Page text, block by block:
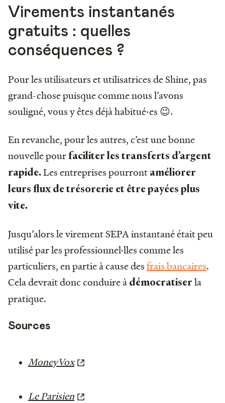
Virements instantanés
gratuits : quelles
conséquences ?
Pour les utilisateurs et utilisatrices de Shine, pas
grand-chose puisque comme nous l’avons
souligné, vous y êtes déjà habitué·es 😉.
En revanche, pour les autres, c’est une bonne
nouvelle pourfaciliter les transferts d’argent
rapide.Les entreprisespourront améliorer
leurs flux de trésorerie et être payées plus
vite.
Jusqu’alors le virement SEPA instantané était peu
utilisé par les professionnel·lles comme les
particuliers, en partie à cause desfrais bancaires.
Cela devrait donc conduire à démocratiser la
pratique.
Sources
MoneyVox
Le Parisien